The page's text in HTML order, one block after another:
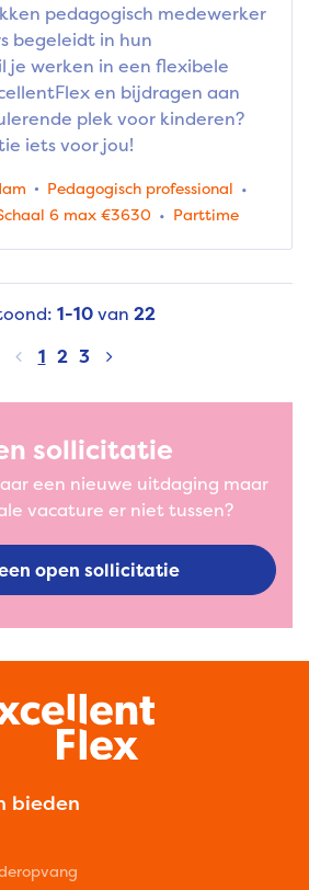
pedagogisch medewerker
begeleidt in hun
je werken in een flexibele
en bijdragen aan
plek voor kinderen?
iets voor jou!
Pedagogisch professional
6 max €3630 Parttime
1-10van 22
1 2 3
sollicitatie
een nieuwe uitdaging maar
vacature er niet tussen?
open sollicitatie
bieden